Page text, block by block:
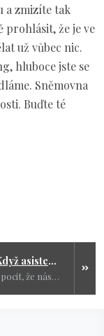
a zmizíte tak
prohlásit, že je ve
už vůbec nic.
hluboce jste se
Sněmovna
Buďte té
Český absurdistán: Když asistentka bere víc jak deset pečovatelek v domově pro seniory
Co vy na to? Máte taky pocit, že nás stát bere na hůl a naše daně končí v nesprávných kapsách?